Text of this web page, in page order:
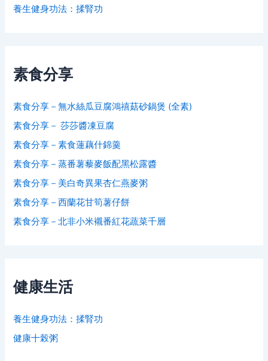
養生健身功法：揉腎功
素食分享
素食分享－無水絲瓜豆腐鴻禧菇砂鍋煲 (全素)
素食分享－ 莎莎醬凍豆腐
素食分享－素食蓮藕什錦羹
素食分享－蒸番薯藜麥飯配黑松露醬
素食分享－美白奇異果杏仁燕麥粥
素食分享－西蘭花甘筍薯仔餅
素食分享－北非小米襯番紅花蔬菜千層
健康生活
養生健身功法：揉腎功
健康十榖粥